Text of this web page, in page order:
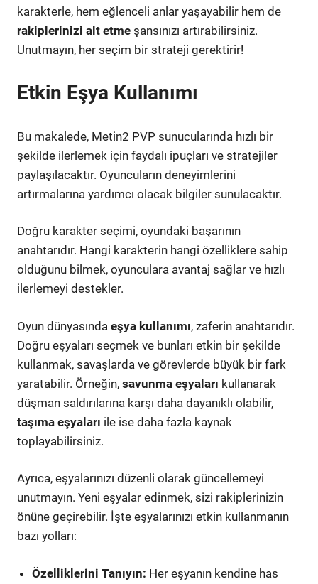
karakterle, hem eğlenceli anlar yaşayabilir hem de
rakiplerinizi alt etme şansınızı artırabilirsiniz.
Unutmayın, her seçim bir strateji gerektirir!
Etkin Eşya Kullanımı
Bu makalede, Metin2 PVP sunucularında hızlı bir
şekilde ilerlemek için faydalı ipuçları ve stratejiler
paylaşılacaktır. Oyuncuların deneyimlerini
artırmalarına yardımcı olacak bilgiler sunulacaktır.
Doğru karakter seçimi, oyundaki başarının
anahtarıdır. Hangi karakterin hangi özelliklere sahip
olduğunu bilmek, oyunculara avantaj sağlar ve hızlı
ilerlemeyi destekler.
Oyun dünyasında eşya kullanımı, zaferin anahtarıdır.
Doğru eşyaları seçmek ve bunları etkin bir şekilde
kullanmak, savaşlarda ve görevlerde büyük bir fark
yaratabilir. Örneğin, savunma eşyaları kullanarak
düşman saldırılarına karşı daha dayanıklı olabilir,
taşıma eşyaları ile ise daha fazla kaynak
toplayabilirsiniz.
Ayrıca, eşyalarınızı düzenli olarak güncellemeyi
unutmayın. Yeni eşyalar edinmek, sizi rakiplerinizin
önüne geçirebilir. İşte eşyalarınızı etkin kullanmanın
bazı yolları:
Özelliklerini Tanıyın: Her eşyanın kendine has